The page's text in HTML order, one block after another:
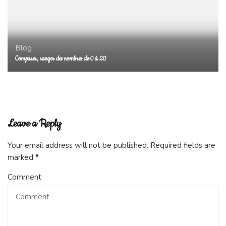
Blog
Comparer, ranger des nombres de 0 à 20
Leave a Reply
Your email address will not be published. Required fields are
marked *
Comment